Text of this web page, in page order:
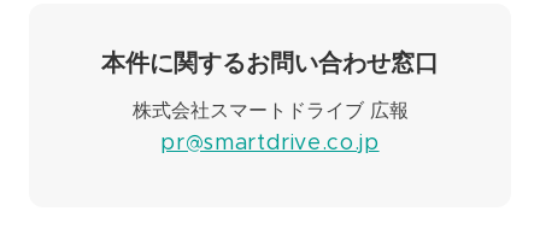
本件に関するお問い合わせ窓口
株式会社スマートドライブ 広報
pr@smartdrive.co.jp